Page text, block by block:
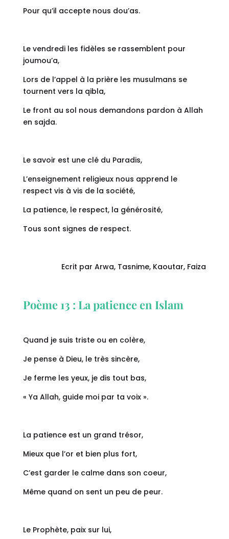
Pour qu’il accepte nous dou’as.
Le vendredi les fidèles se rassemblent pour
joumou’a,
Lors de l’appel à la prière les musulmans se
tournent vers la qibla,
Le front au sol nous demandons pardon à Allah
en sajda.
Le savoir est une clé du Paradis,
L’enseignement religieux nous apprend le
respect vis à vis de la société,
La patience, le respect, la générosité,
Tous sont signes de respect.
Ecrit par Arwa, Tasnime, Kaoutar, Faiza
Poème 13 : La patience en Islam
Quand je suis triste ou en colère,
Je pense à Dieu, le très sincère,
Je ferme les yeux, je dis tout bas,
« Ya Allah, guide moi par ta voix ».
La patience est un grand trésor,
Mieux que l’or et bien plus fort,
C’est garder le calme dans son coeur,
Même quand on sent un peu de peur.
Le Prophète, paix sur lui,